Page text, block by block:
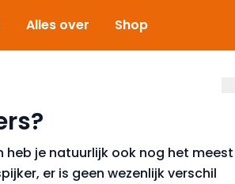
Alles over Shop
je natuurlijk ook nog het meest
er is geen wezenlijk verschil